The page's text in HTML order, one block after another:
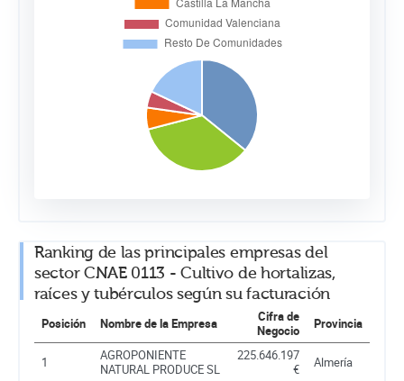
Ranking de las principales empresas del
sector CNAE 0113 - Cultivo de hortalizas,
raíces y tubérculos según su facturación
Posición Nombre de la Empresa
Cifra de
Negocio
Provincia
1
AGROPONIENTE
NATURAL PRODUCE SL
225.646.197
€
Almería